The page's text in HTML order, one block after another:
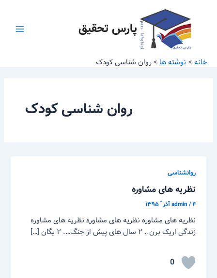
پارس تحقیق
خانه نوشته ها روان شناسی کودک
روان شناسی کودک
روانشناسی
نظریه های مشاوره
admin/۴ آذر ّ ۱۳۹۵
نظریه های مشاوره نظریه های مشاوره نظریه های مشاوره
زندگی اریک برن.. ۲ سال های پیش از جنگ…. ۲ یگان […]
0